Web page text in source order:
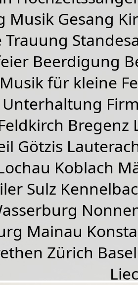
Musik Gesang
Trauung
Beerdigung
für kleine
Bregenz
Götzis
Koblach
Sulz
Mainau
Zürich